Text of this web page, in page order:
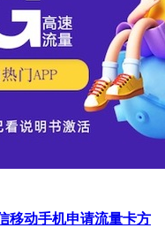
移动手机申请流量卡方